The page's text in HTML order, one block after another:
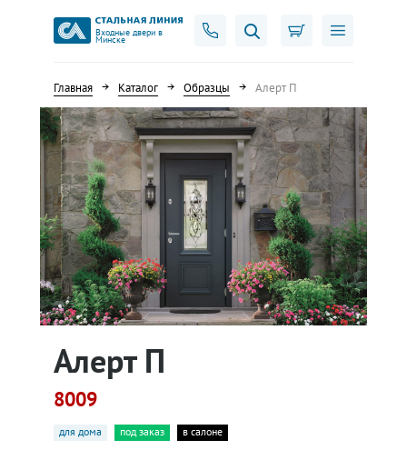
Входные двери в
Минске
Главная Каталог Образцы Алерт П
Алерт П
8009
для дома под заказ в салоне